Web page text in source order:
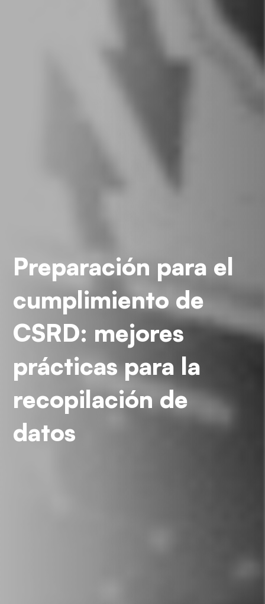
Preparación para el
cumplimiento de
CSRD: mejores
prácticas para la
recopilación de
datos